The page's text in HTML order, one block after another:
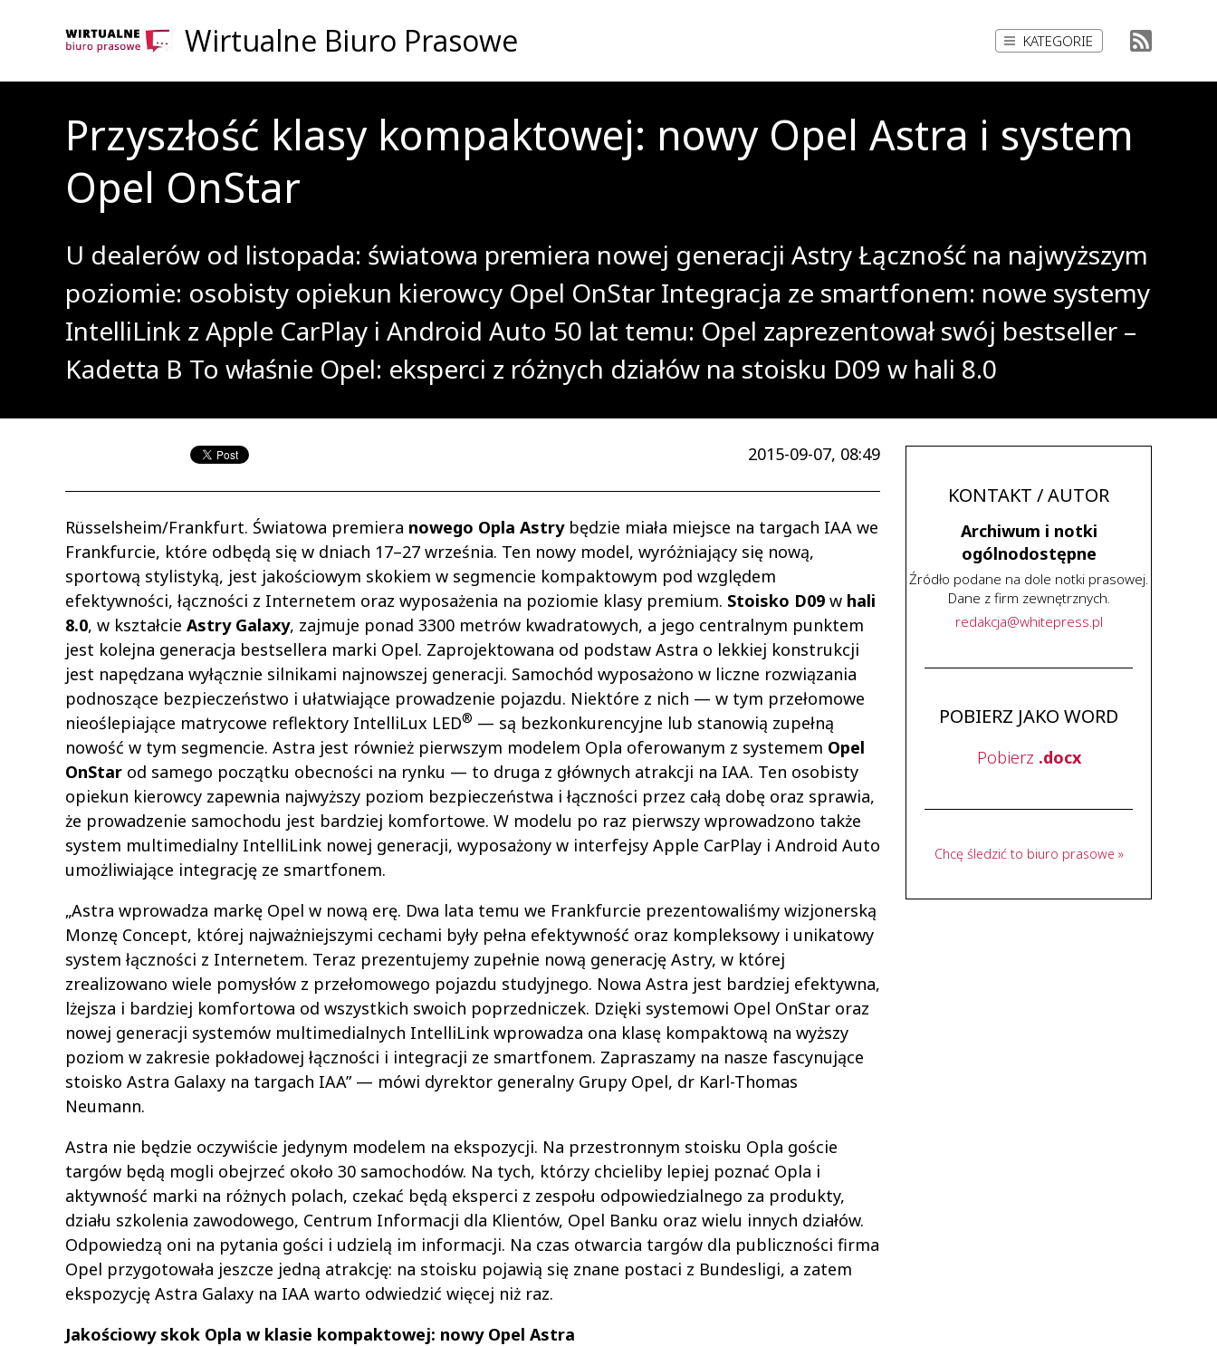
Wirtualne Biuro Prasowe KATEGORIE
Przyszłość klasy kompaktowej: nowy Opel Astra i system
Opel OnStar
U dealerów od listopada: światowa premiera nowej generacji Astry Łączność na najwyższym
poziomie: osobisty opiekun kierowcy Opel OnStar Integracja ze smartfonem: nowe systemy
IntelliLink z Apple CarPlay i Android Auto 50 lat temu: Opel zaprezentował swój bestseller –
Kadetta B To właśnie Opel: eksperci z różnych działów na stoisku D09 w hali 8.0
2015-09-07, 08:49
Rüsselsheim/Frankfurt. Światowa premiera nowego Opla Astrybędzie miała miejsce na targach IAA we
Frankfurcie, które odbędą się w dniach 17–27 września. Ten nowy model, wyróżniający się nową,
sportową stylistyką, jest jakościowym skokiem w segmencie kompaktowym pod względem
efektywności, łączności z Internetem oraz wyposażenia na poziomie klasy premium. Stoisko D09 w hali
8.0, w kształcie Astry Galaxy, zajmuje ponad 3300 metrów kwadratowych, a jego centralnym punktem
jest kolejna generacja bestsellera marki Opel. Zaprojektowana od podstaw Astra o lekkiej konstrukcji
jest napędzana wyłącznie silnikami najnowszej generacji. Samochód wyposażono w liczne rozwiązania
podnoszące bezpieczeństwo i ułatwiające prowadzenie pojazdu. Niektóre z nich — w tym przełomowe
nieoślepiające matrycowe reflektory IntelliLux LED® — są bezkonkurencyjne lub stanowią zupełną
nowość w tym segmencie. Astra jest również pierwszym modelem Opla oferowanym z systemem Opel
OnStar od samego początku obecności na rynku — to druga z głównych atrakcji na IAA. Ten osobisty
opiekun kierowcy zapewnia najwyższy poziom bezpieczeństwa i łączności przez całą dobę oraz sprawia,
że prowadzenie samochodu jest bardziej komfortowe. W modelu po raz pierwszy wprowadzono także
system multimedialny IntelliLink nowej generacji, wyposażony w interfejsy Apple CarPlay i Android Auto
umożliwiające integrację ze smartfonem.
„Astra wprowadza markę Opel w nową erę. Dwa lata temu we Frankfurcie prezentowaliśmy wizjonerską
Monzę Concept, której najważniejszymi cechami były pełna efektywność oraz kompleksowy i unikatowy
system łączności z Internetem. Teraz prezentujemy zupełnie nową generację Astry, w której
zrealizowano wiele pomysłów z przełomowego pojazdu studyjnego. Nowa Astra jest bardziej efektywna,
lżejsza i bardziej komfortowa od wszystkich swoich poprzedniczek. Dzięki systemowi Opel OnStar oraz
nowej generacji systemów multimedialnych IntelliLink wprowadza ona klasę kompaktową na wyższy
poziom w zakresie pokładowej łączności i integracji ze smartfonem. Zapraszamy na nasze fascynujące
stoisko Astra Galaxy na targach IAA” — mówi dyrektor generalny Grupy Opel, dr Karl-Thomas
Neumann.
Astra nie będzie oczywiście jedynym modelem na ekspozycji. Na przestronnym stoisku Opla goście
targów będą mogli obejrzeć około 30 samochodów. Na tych, którzy chcieliby lepiej poznać Opla i
aktywność marki na różnych polach, czekać będą eksperci z zespołu odpowiedzialnego za produkty,
działu szkolenia zawodowego, Centrum Informacji dla Klientów, Opel Banku oraz wielu innych działów.
Odpowiedzą oni na pytania gości i udzielą im informacji. Na czas otwarcia targów dla publiczności firma
Opel przygotowała jeszcze jedną atrakcję: na stoisku pojawią się znane postaci z Bundesligi, a zatem
ekspozycję Astra Galaxy na IAA warto odwiedzić więcej niż raz.
Jakościowy skok Opla w klasie kompaktowej: nowy Opel Astra
KONTAKT / AUTOR
Archiwum i notki
ogólnodostępne
Źródło podane na dole notki prasowej.
Dane z firm zewnętrznych.
redakcja@whitepress.pl
POBIERZ JAKO WORD
Pobierz .docx
Chcę śledzić to biuro prasowe »